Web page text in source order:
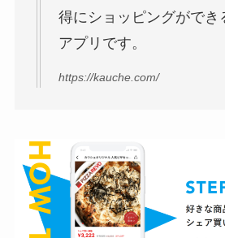
得にショッピングができ
アプリです。
https://kauche.com/